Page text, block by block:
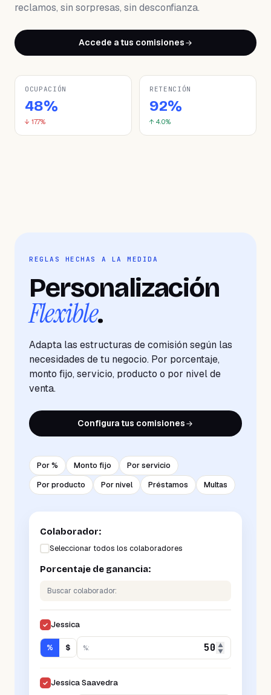
reclamos, sin sorpresas, sin desconfianza.
Accede a tus comisiones
OCUPACIÓN
48%
↓ 17.7%
RETENCIÓN
92%
↑ 4.0%
REGLAS HECHAS A LA MEDIDA
Personalización
Flexible.
Adapta las estructuras de comisión según las
necesidades de tu negocio. Por porcentaje,
monto fijo, servicio, producto o por nivel de
venta.
Configura tus comisiones
Por % Monto fijo
Por servicio
Por producto
Por nivel Préstamos Multas
Colaborador:
Seleccionar todos los colaboradores
Porcentaje de ganancia:
Buscar colaborador:
✓ Jessica
% $ %:
▲
▼
✓ Jessica Saavedra